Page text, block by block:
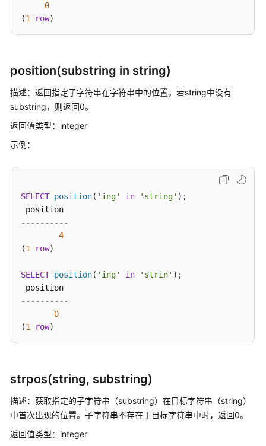
与
同
步
开
发
SQL
语
法
考
SQL
语
法
考
(9.1.0.x)
语
法
参
(9.1.1.x)
0
(1 row
position(substring in string)
描述：返回指定子字符串在字符串中的位置。若string中没有
substring，则返回0。
返回值类型：integer
示例：
SELECT position( 'ing' in 'string' );
----------
4
(1 row)
SELECT position( 'ing' in 'strin' );
----------
0
(1 row
strpos(string, substring)
描述：获取指定的子字符串（substring）在目标字符串（string）
中首次出现的位置。子字符串不存在于目标字符串中时，返回0。
返回值类型：integer